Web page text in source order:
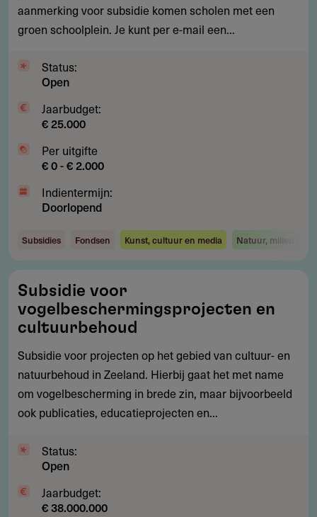
schoolpleinen
aanmerking voor subsidie komen scholen met een
groen schoolplein. Je kunt per e-mail een...
Status:
Open
Jaarbudget:
€ 25.000
Per uitgifte
€ 0 - € 2.000
Indientermijn:
Doorlopend
Subsidies Fondsen Kunst, cultuur en media Natuur, milieu en
voor
vogelbeschermingsprojecten
en
cultuurbehoud
Subsidie voor
vogelbeschermingsprojecten en
cultuurbehoud
Subsidie voor projecten op het gebied van cultuur- en
natuurbehoud in Zeeland. Hierbij gaat het met name
om vogelbescherming in brede zin, maar bijvoorbeeld
ook publicaties, educatieprojecten en...
Status:
Open
Jaarbudget:
€ 38.000.000